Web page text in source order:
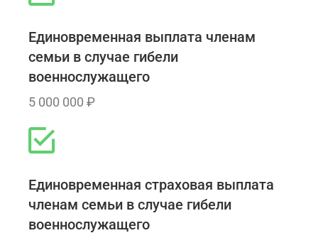
Единовременная выплата членам
семьи в случае гибели
военнослужащего
5 000 000 ₽
Единовременная страховая выплата
членам семьи в случае гибели
военнослужащего